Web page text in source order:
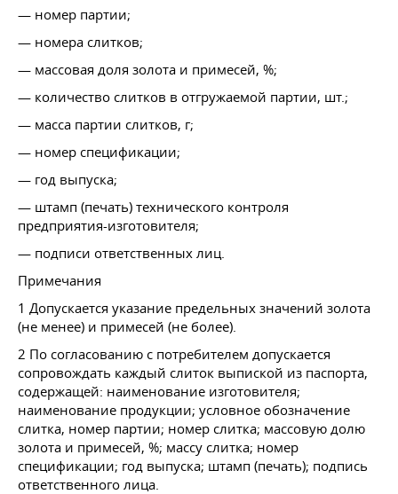
— номер партии;
— номера слитков;
— массовая доля золота и примесей, %;
— количество слитков в отгружаемой партии, шт.;
— масса партии слитков, г;
— номер спецификации;
— год выпуска;
— штамп (печать) технического контроля
предприятия-изготовителя;
— подписи ответственных лиц.
Примечания
1 Допускается указание предельных значений золота
(не менее) и примесей (не более).
2 По согласованию с потребителем допускается
сопровождать каждый слиток выпиской из паспорта,
содержащей: наименование изготовителя;
наименование продукции; условное обозначение
слитка, номер партии; номер слитка; массовую долю
золота и примесей, %; массу слитка; номер
спецификации; год выпуска; штамп (печать); подпись
ответственного лица.